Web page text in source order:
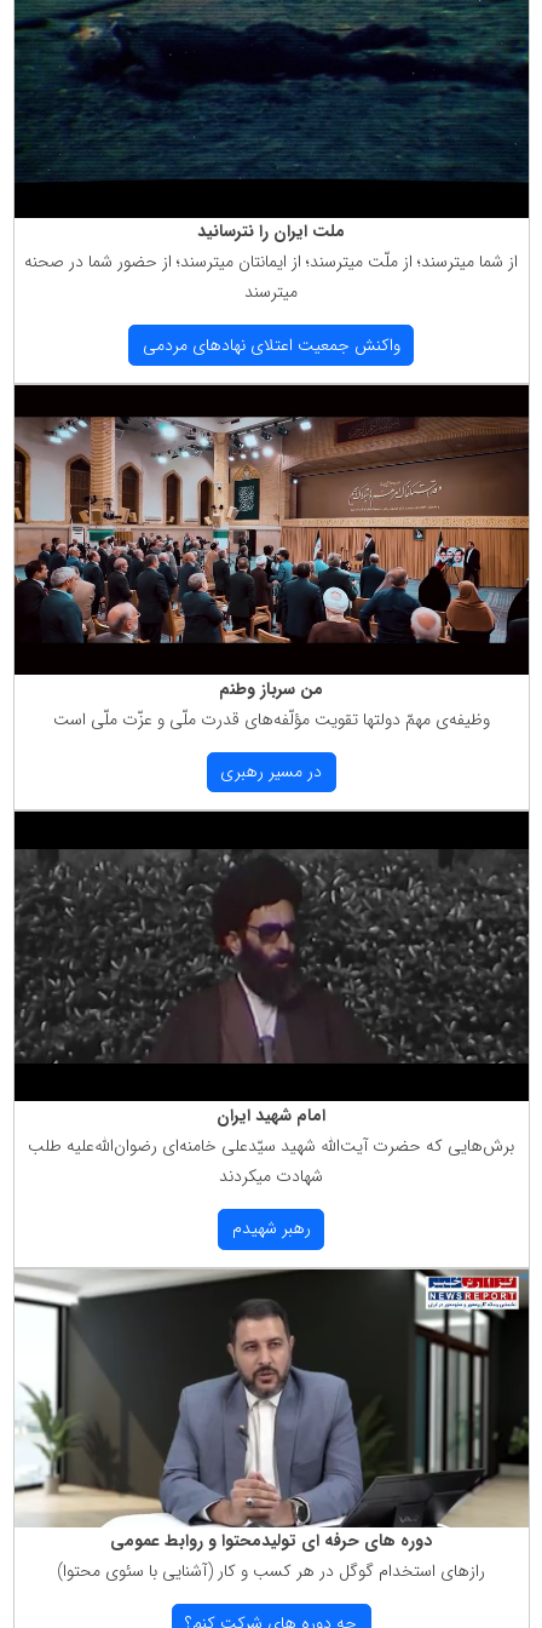
ملت ایران را نترسانید
از شما میترسند؛ از ملّت میترسند؛ از ایمانتان میترسند؛ از حضور شما در صحنه
میترسند
واكنش جمعیت اعتلای نهادهای مردمی
من سرباز وطنم
وظیفه‌ی مهمّ دولتها تقویت مؤلّفه‌های قدرت ملّی و عزّت ملّی است
در مسیر رهبری
امام شهید ایران
برش‌هایی كه حضرت آیت‌الله شهید سیّدعلی خامنه‌ای رضوان‌الله‌علیه طلب
شهادت میكردند
رهبر شهیدم
دوره های حرفه ای تولیدمحتوا و روابط عمومی
رازهای استخدام گوگل در هر كسب و كار (آشنایی با سئوی محتوا)